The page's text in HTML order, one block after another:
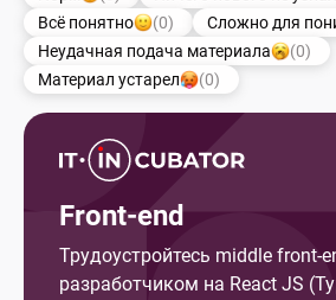
Всё понятно
(0) Сложно для
Неудачная подача материала
(0)
Материал устарел
(0)
Front-end
Трудоустройтесь middle front-
разработчиком на React JS